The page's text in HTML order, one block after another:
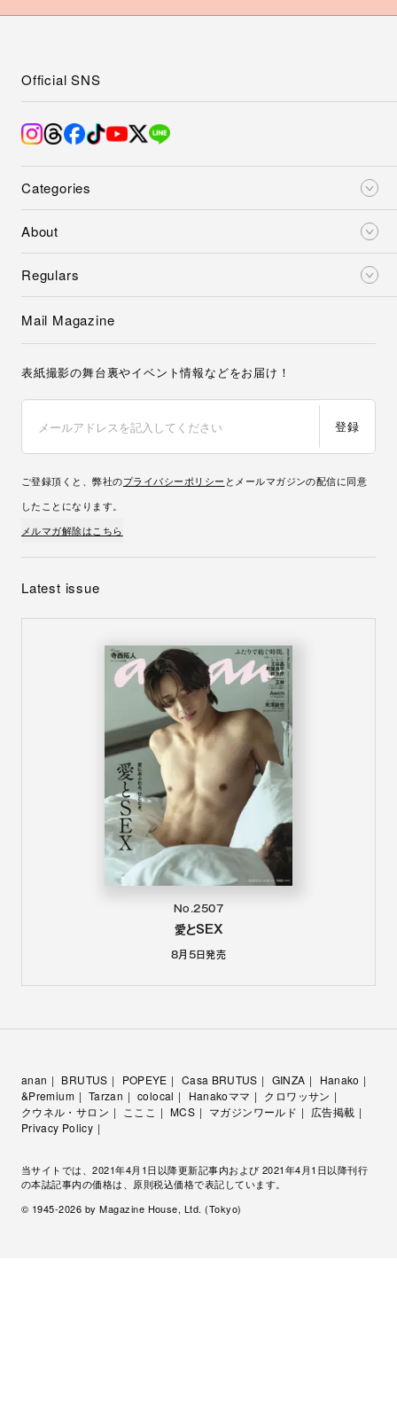
Categories
About
Regulars
Official SNS
Mail Magazine
表紙撮影の舞台裏やイベント情報などをお届け！
登録
ご登録頂くと、弊社のプライバシーポリシー とメールマガジンの配信に同意
したことになります。
メルマガ解除はこちら
Latest issue
No.2507
愛とSEX
8月5日発売
anan BRUTUS POPEYE Casa BRUTUS GINZA
Hanako
&Premium
Tarzan colocal Hanakoママ
クロワッサン
クウネル・サロン
こここ MCS マガジンワールド
広告掲載
Privacy Policy
当サイトでは、2021年4月1日以降更新記事内および 2021年4月1日以降刊行
の本誌記事内の価格は、原則税込価格で表記しています。
© 1945-2026 by Magazine House, Ltd. (Tokyo)